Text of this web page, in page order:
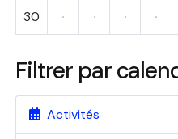
30 · · · ·
Filtrer par
Activités